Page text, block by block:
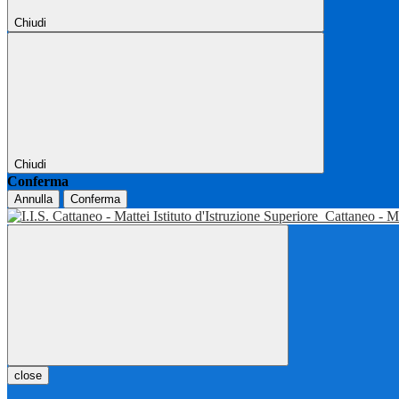
Chiudi
Chiudi
Conferma
Annulla Conferma
Istituto d'Istruzione Superiore Cattaneo -
close